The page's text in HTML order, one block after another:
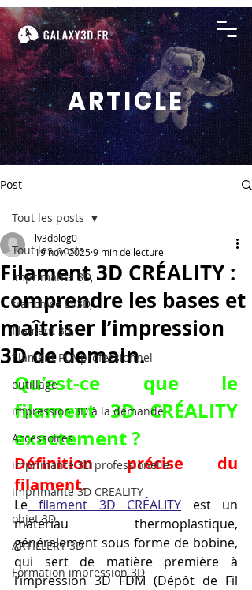
ARTICLE
Post
Tout les posts
imprimante 3D,
franchise LV3D,
filament 3d,
filament PLA professionnel
outillage
impression 3D à la demande
Accessoires
imprimante 3D professionelle
imprimante 3D CREALITY
objet 3D
ARTILLERY 3D
Formation impression 3D
Tout les posts
Filament 3D CRÉALITY :
comprendre les bases et
maîtriser l’impression
3D de demain.
lv3dblog0
19 nov. 20259 min de lecture
Qu’est-ce que le
filament 3D CRÉALITY
exactement ?
Définition précise du
filament.
Le filament 3D CRÉALITY est un
matériau thermoplastique,
généralement sous forme de bobine,
qui sert de matière première à
l’impression 3D FDM (Dépôt de Fil